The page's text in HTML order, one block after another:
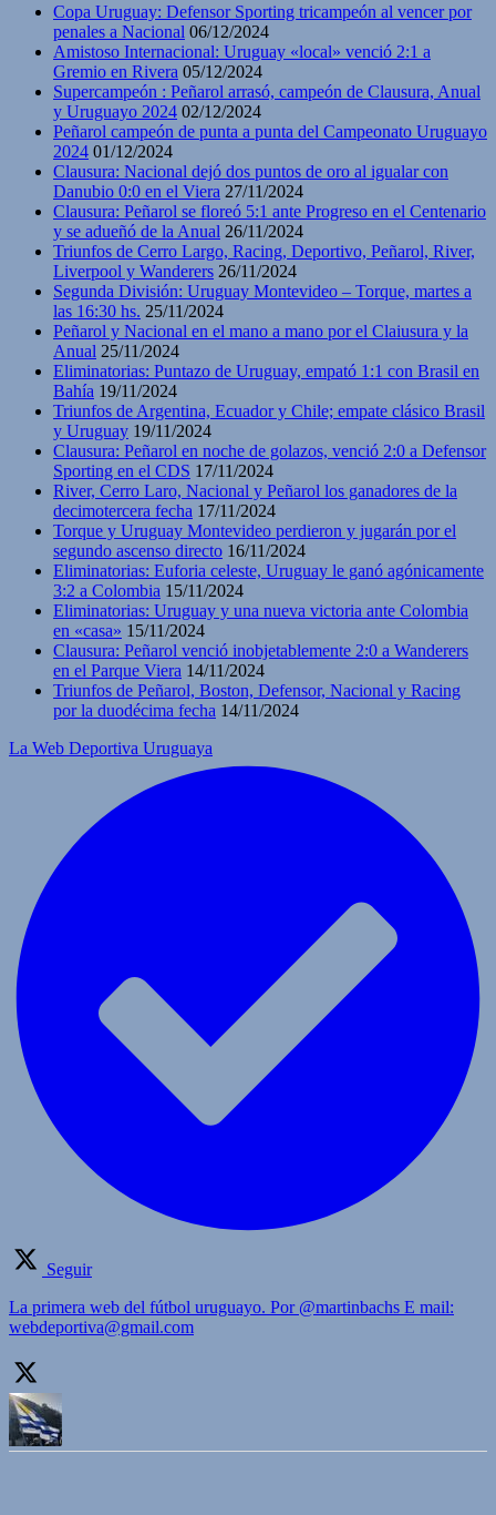
Copa Uruguay: Defensor Sporting tricampeón al vencer por
penales a Nacional 06/12/2024
Amistoso Internacional: Uruguay «local» venció 2:1 a
Gremio en Rivera 05/12/2024
Supercampeón : Peñarol arrasó, campeón de Clausura, Anual
y Uruguayo 2024 02/12/2024
Peñarol campeón de punta a punta del Campeonato Uruguayo
2024 01/12/2024
Clausura: Nacional dejó dos puntos de oro al igualar con
Danubio 0:0 en el Viera 27/11/2024
Clausura: Peñarol se floreó 5:1 ante Progreso en el Centenario
y se adueñó de la Anual 26/11/2024
Triunfos de Cerro Largo, Racing, Deportivo, Peñarol, River,
Liverpool y Wanderers 26/11/2024
Segunda División: Uruguay Montevideo – Torque, martes a
las 16:30 hs. 25/11/2024
Peñarol y Nacional en el mano a mano por el Claiusura y la
Anual 25/11/2024
Eliminatorias: Puntazo de Uruguay, empató 1:1 con Brasil en
Bahía 19/11/2024
Triunfos de Argentina, Ecuador y Chile; empate clásico Brasil
y Uruguay 19/11/2024
Clausura: Peñarol en noche de golazos, venció 2:0 a Defensor
Sporting en el CDS 17/11/2024
River, Cerro Laro, Nacional y Peñarol los ganadores de la
decimotercera fecha 17/11/2024
Torque y Uruguay Montevideo perdieron y jugarán por el
segundo ascenso directo 16/11/2024
Eliminatorias: Euforia celeste, Uruguay le ganó agónicamente
3:2 a Colombia 15/11/2024
Eliminatorias: Uruguay y una nueva victoria ante Colombia
en «casa» 15/11/2024
Clausura: Peñarol venció inobjetablemente 2:0 a Wanderers
en el Parque Viera 14/11/2024
Triunfos de Peñarol, Boston, Defensor, Nacional y Racing
por la duodécima fecha 14/11/2024
La Web Deportiva Uruguaya
Seguir
La primera web del fútbol uruguayo. Por @martinbachs E mail:
webdeportiva@gmail.com